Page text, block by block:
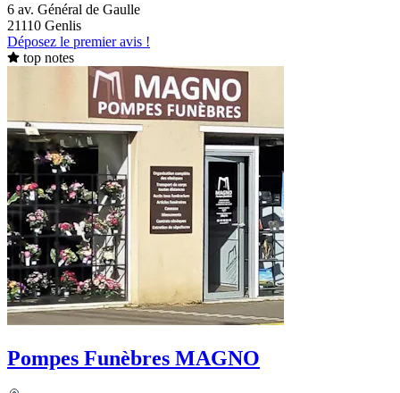
6 av. Général de Gaulle
21110 Genlis
Déposez le premier avis !
top notes
Pompes Funèbres MAGNO